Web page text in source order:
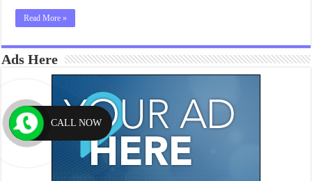
Read More »
Ads Here
CALL NOW